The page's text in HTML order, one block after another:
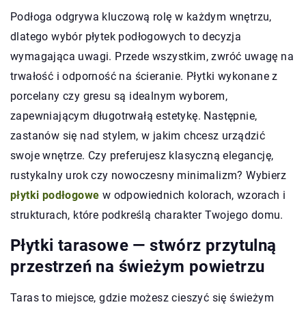
Podłoga odgrywa kluczową rolę w każdym wnętrzu,
dlatego wybór płytek podłogowych to decyzja
wymagająca uwagi. Przede wszystkim, zwróć uwagę na
trwałość i odporność na ścieranie. Płytki wykonane z
porcelany czy gresu są idealnym wyborem,
zapewniającym długotrwałą estetykę. Następnie,
zastanów się nad stylem, w jakim chcesz urządzić
swoje wnętrze. Czy preferujesz klasyczną elegancję,
rustykalny urok czy nowoczesny minimalizm? Wybierz
płytki podłogowe w odpowiednich kolorach, wzorach i
strukturach, które podkreślą charakter Twojego domu.
Płytki tarasowe — stwórz przytulną
przestrzeń na świeżym powietrzu
Taras to miejsce, gdzie możesz cieszyć się świeżym